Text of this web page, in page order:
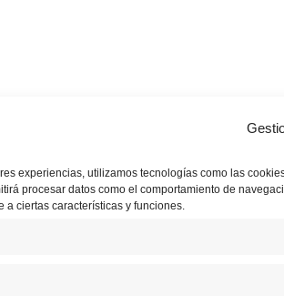
experiencias, utilizamos tecnologías como las
procesar datos como el comportamiento de
a ciertas características y funciones.